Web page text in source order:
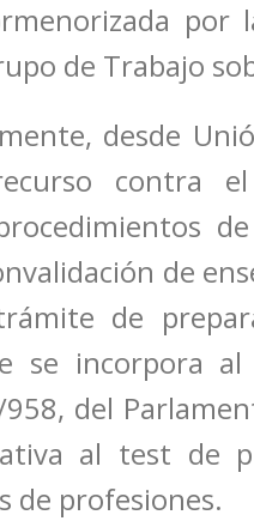
por
de Trabajo
desde
contra
de
de
se incorpora
del
al test de
de profesiones.